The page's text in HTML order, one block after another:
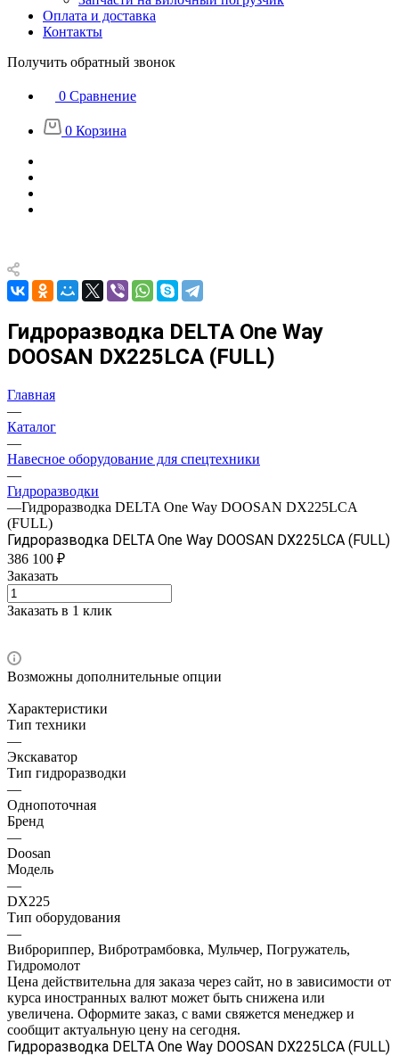
Оплата и доставка
Контакты
Получить обратный звонок
0 Сравнение
0 Корзина
Гидроразводка DELTA One Way
DOOSAN DX225LCA (FULL)
Главная
—
Каталог
—
Навесное оборудование для спецтехники
—
Гидроразводки
—Гидроразводка DELTA One Way DOOSAN DX225LCA
(FULL)
Гидроразводка DELTA One Way DOOSAN DX225LCA (FULL)
386 100 ₽
Заказать
Заказать в 1 клик
Возможны дополнительные опции
Характеристики
Тип техники
—
Экскаватор
Тип гидроразводки
—
Однопоточная
Бренд
—
Doosan
Модель
—
DX225
Тип оборудования
—
Виброриппер, Вибротрамбовка, Мульчер, Погружатель,
Гидромолот
Цена действительна для заказа через сайт, но в зависимости от
курса иностранных валют может быть снижена или
увеличена. Оформите заказ, с вами свяжется менеджер и
сообщит актуальную цену на сегодня.
Гидроразводка DELTA One Way DOOSAN DX225LCA (FULL)